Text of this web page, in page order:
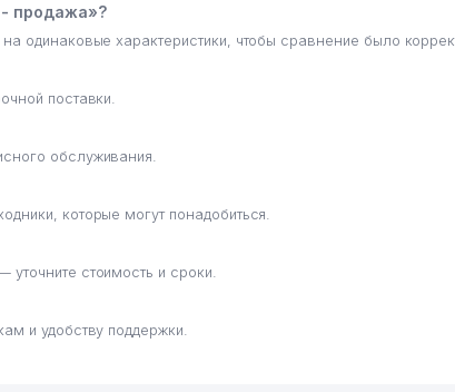
- продажа»?
одинаковые характеристики, чтобы сравнение было
поставки.
обслуживания.
которые могут понадобиться.
стоимость и сроки.
и удобству поддержки.